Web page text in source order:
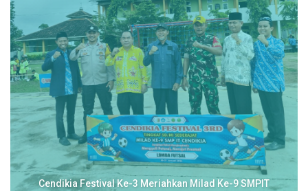
Cendikia Festival Ke-3 Meriahkan Milad Ke-9 SMPIT
Cendikia: 3.000 Peserta…